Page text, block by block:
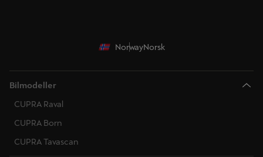
NorwayNorsk
Bilmodeller
CUPRA Raval
CUPRA Born
CUPRA Tavascan